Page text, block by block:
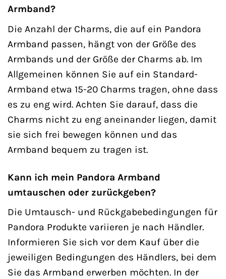
Armband?
Die Anzahl der Charms, die auf ein Pandora
Armband passen, hängt von der Größe des
Armbands und der Größe der Charms ab. Im
Allgemeinen können Sie auf ein Standard-
Armband etwa 15-20 Charms tragen, ohne dass
es zu eng wird. Achten Sie darauf, dass die
Charms nicht zu eng aneinander liegen, damit
sie sich frei bewegen können und das
Armband bequem zu tragen ist.
Kann ich mein Pandora Armband
umtauschen oder zurückgeben?
Die Umtausch- und Rückgabebedingungen für
Pandora Produkte variieren je nach Händler.
Informieren Sie sich vor dem Kauf über die
jeweiligen Bedingungen des Händlers, bei dem
Sie das Armband erwerben möchten. In der